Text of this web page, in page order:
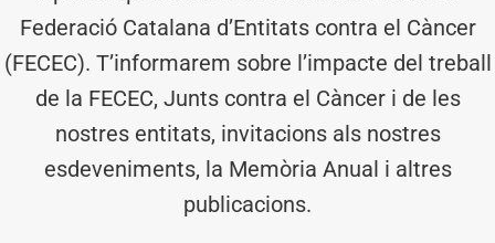
Federació Catalana d’Entitats contra el Càncer
(FECEC). T’informarem sobre l’impacte del treball
de la FECEC, Junts contra el Càncer i de les
nostres entitats, invitacions als nostres
esdeveniments, la Memòria Anual i altres
publicacions.